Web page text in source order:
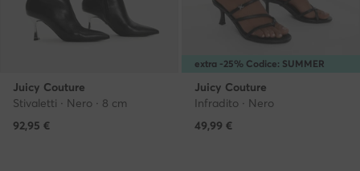
Juicy Couture
Stivaletti · Nero · 8 cm
92,95 €
extra -25% Codice: SUMMER
Juicy Couture
Infradito · Nero
49,99 €